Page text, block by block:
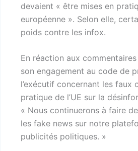
devaient « être mises en
européenne ». Selon elle,
poids contre les infox.
En réaction aux
son engagement au code de
l’exécutif concernant les faux
pratique de l’UE sur la
« Nous continuerons à faire
les fake news sur notre
publicités politiques. »